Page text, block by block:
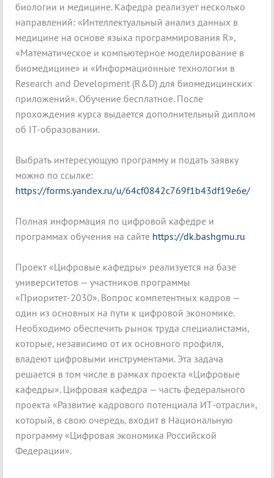
биологии и медицине. Кафедра реализует несколько
направлений: «Интеллектуальный анализ данных в
медицине на основе языка программирования R»,
«Математическое и компьютерное моделирование в
биомедицине» и «Информационные технологии в
Research and Development (R&D) для биомедицинских
приложений». Обучение бесплатное. После
прохождения курса выдается дополнительный диплом
об IT-образовании.
Выбрать интересующую программу и подать заявку
можно по ссылке:
https://forms.yandex.ru/u/64cf0842c769f1b43df19e6e/
Полная информация по цифровой кафедре и
программах обучения на сайте https://dk.bashgmu.ru
Проект «Цифровые кафедры» реализуется на базе
университетов — участников программы
«Приоритет-2030». Вопрос компетентных кадров —
один из основных на пути к цифровой экономике.
Необходимо обеспечить рынок труда специалистами,
которые, независимо от их основного профиля,
владеют цифровыми инструментами. Эта задача
решается в том числе в рамках проекта «Цифровые
кафедры». Цифровая кафедра — часть федерального
проекта «Развитие кадрового потенциала ИТ-отрасли»,
который, в свою очередь, входит в Национальную
программу «Цифровая экономика Российской
Федерации».